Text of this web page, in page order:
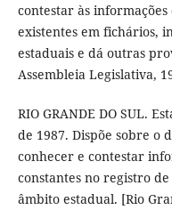
contestar às informações
existentes em fichários,
estaduais e dá outras
Assembleia Legislativa,
RIO GRANDE DO SUL.
de 1987. Dispõe sobre o
conhecer e contestar
constantes no registro
âmbito estadual. [Rio